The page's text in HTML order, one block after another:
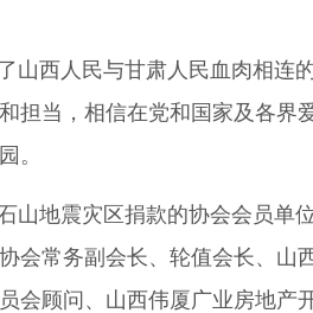
山西人民与甘肃人民血肉相连
担当，相信在党和国家及各界
。
山地震灾区捐款的协会会员单
会常务副会长、轮值会长、山
会顾问、山西伟厦广业房地产